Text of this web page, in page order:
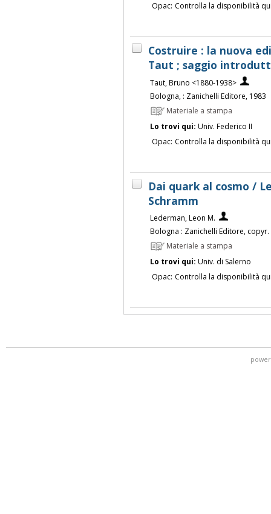
Opac: Controlla la disponibilità
Costruire : la nuova
Taut ; saggio
Taut, Bruno <1880-1938>
Bologna, : Zanichelli Editore, 1983
Materiale a stampa
Lo trovi qui: Univ. Federico II
Opac: Controlla la disponibilità
Dai quark al cosmo /
Schramm
Lederman, Leon M.
Bologna : Zanichelli Editore, copyr.
Materiale a stampa
Lo trovi qui: Univ. di Salerno
Opac: Controlla la disponibilità